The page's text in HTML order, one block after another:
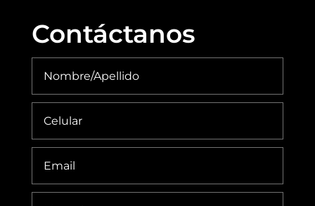
Contáctanos